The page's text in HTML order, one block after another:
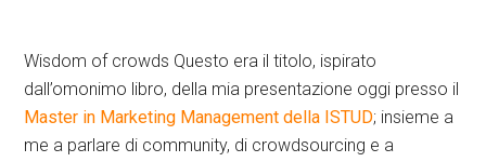
Wisdom of crowds Questo era il titolo, ispirato
dall’omonimo libro, della mia presentazione oggi presso il
Master in Marketing Management della ISTUD; insieme a
me a parlare di community, di crowdsourcing e a